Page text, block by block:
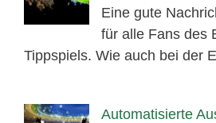
Eine gute
für alle Fans des
Tippspiels. Wie auch bei der
Automatisierte